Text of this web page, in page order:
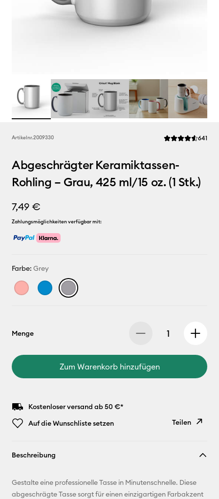
Artikelnr.2009330 Die 641
Abgeschrägter Keramiktassen-
Rohling – Grau, 425 ml/15 oz. (1 Stk.)
7,49 €
Zahlungsmöglichkeiten verfügbar mit:
Farbe: Grey
Menge
Zum Warenkorb hinzufügen
Kostenloser versand ab 50 €*
Auf die Wunschliste setzen
Teilen
E-Mail-
Adresse
Beschreibung
Gestalte eine professionelle Tasse in Minutenschnelle. Diese
abgeschrägte Tasse sorgt für einen einzigartigen Farbakzent